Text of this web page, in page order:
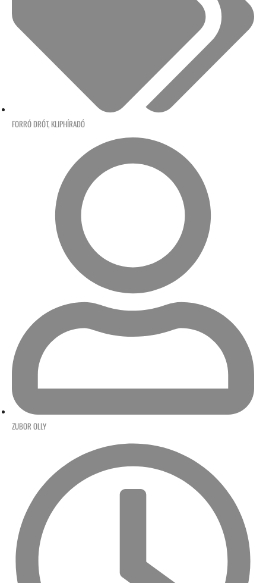
FORRÓ DRÓT, KLIPHÍRADÓ
ZUBOR OLLY